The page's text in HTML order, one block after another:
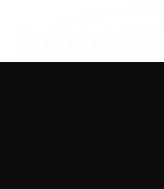
JOUTEL
VIAUD